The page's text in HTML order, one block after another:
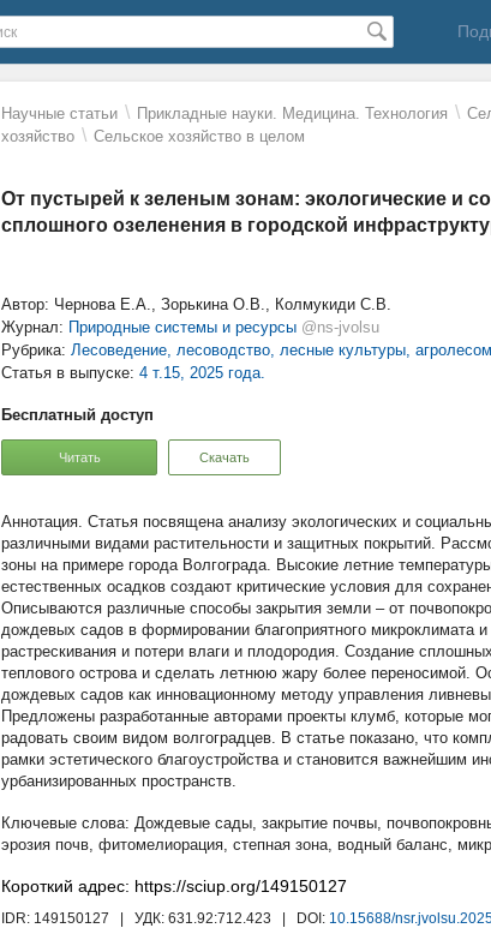
Научные статьи \ Прикладные науки. Медицина. Технология \
хозяйство \ Сельское хозяйство в целом
От пустырей к зеленым зонам: экологические и
сплошного озеленения в городской
Автор: Чернова Е.А., Зорькина О.В., Колмукиди С.В.
Журнал: Природные системы и ресурсы @ns-jvolsu
Рубрика: Лесоведение, лесоводство, лесные культуры,
Статья в выпуске: 4 т.15, 2025 года.
Бесплатный доступ
Читать Скачать
Статья посвящена анализу экологических и
различными видами растительности и защитных покрытий.
зоны на примере города Волгограда. Высокие летние
естественных осадков создают критические условия для
Описываются различные способы закрытия земли – от
дождевых садов в формировании благоприятного микроклимата
растрескивания и потери влаги и плодородия. Создание
теплового острова и сделать летнюю жару более переносимой.
дождевых садов как инновационному методу управления
Предложены разработанные авторами проекты клумб, которые
радовать своим видом волгоградцев. В статье показано, что
рамки эстетического благоустройства и становится важнейшим
урбанизированных пространств.
Дождевые сады, закрытие почвы,
эрозия почв, фитомелиорация, степная зона, водный баланс,
Короткий адрес: https://sciup.org/149150127
IDR: 149150127 | УДК: 631.92:712.423 | DOI: 10.15688/